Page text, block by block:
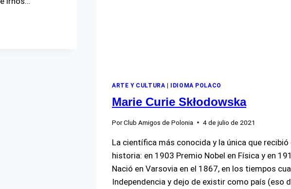
ARTE Y CULTURA IDIOMA POLACO
Marie Curie Skłodowska
PorClub Amigos de Polonia 4 de julio de 2021
La científica más conocida y la única que
historia: en 1903 Premio Nobel en Física y en
Nació en Varsovia en el 1867, en los tiempos
Independencia y dejo de existir como país (eso